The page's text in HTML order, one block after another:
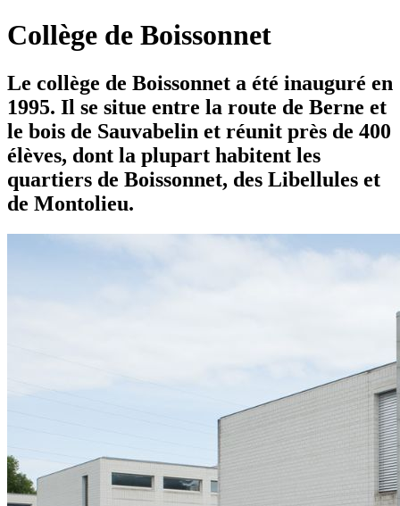
Collège de Boissonnet
Le collège de Boissonnet a été inauguré en
1995. Il se situe entre la route de Berne et
le bois de Sauvabelin et réunit près de 400
élèves, dont la plupart habitent les
quartiers de Boissonnet, des Libellules et
de Montolieu.